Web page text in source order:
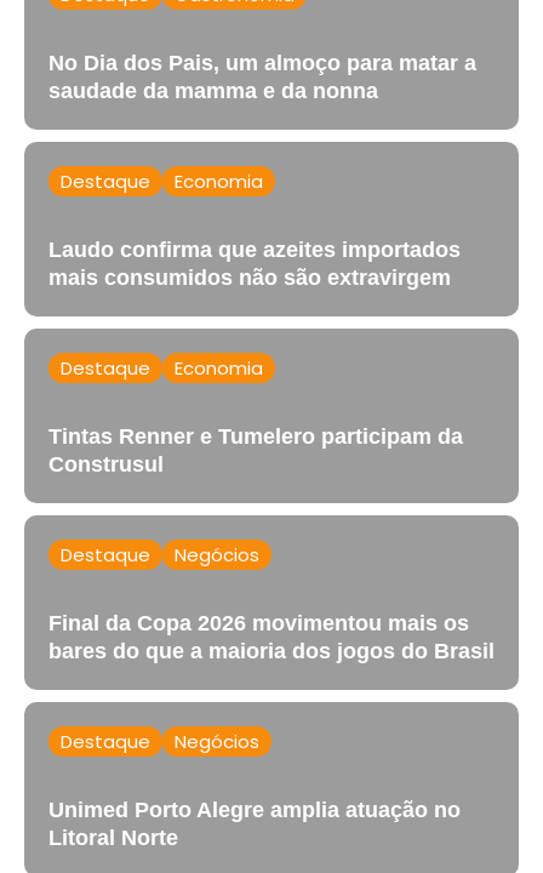
No Dia dos Pais, um almoço para matar a
saudade da mamma e da nonna
Destaque Economia
Laudo confirma que azeites importados
mais consumidos não são extravirgem
Destaque Economia
Tintas Renner e Tumelero participam da
Construsul
Destaque Negócios
Final da Copa 2026 movimentou mais os
bares do que a maioria dos jogos do Brasil
Destaque Negócios
Unimed Porto Alegre amplia atuação no
Litoral Norte